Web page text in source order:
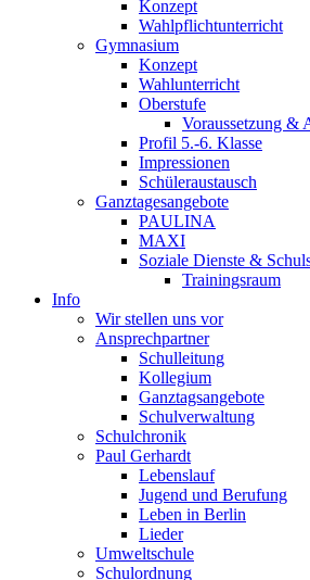
Konzept
Wahlpflichtunterricht
Gymnasium
Konzept
Wahlunterricht
Oberstufe
Voraussetzung &
Profil 5.-6. Klasse
Impressionen
Schüleraustausch
Ganztagesangebote
PAULINA
MAXI
Soziale Dienste &
Trainingsraum
Info
Wir stellen uns vor
Ansprechpartner
Schulleitung
Kollegium
Ganztagsangebote
Schulverwaltung
Schulchronik
Paul Gerhardt
Lebenslauf
Jugend und Berufung
Leben in Berlin
Lieder
Umweltschule
Schulordnung